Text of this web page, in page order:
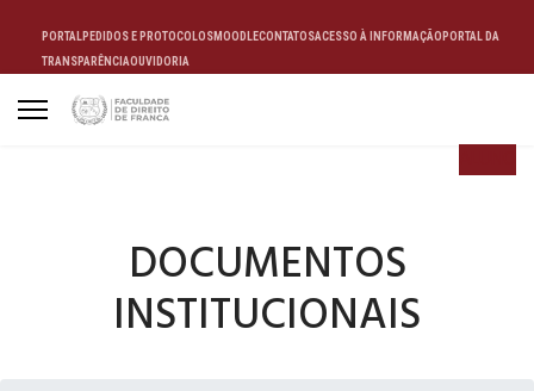
PORTALPEDIDOS E PROTOCOLOSMOODLECONTATOSACESSO À INFORMAÇÃO PORTAL DA
TRANSPARÊNCIAOUVIDORIA
DOCUMENTOS
INSTITUCIONAIS